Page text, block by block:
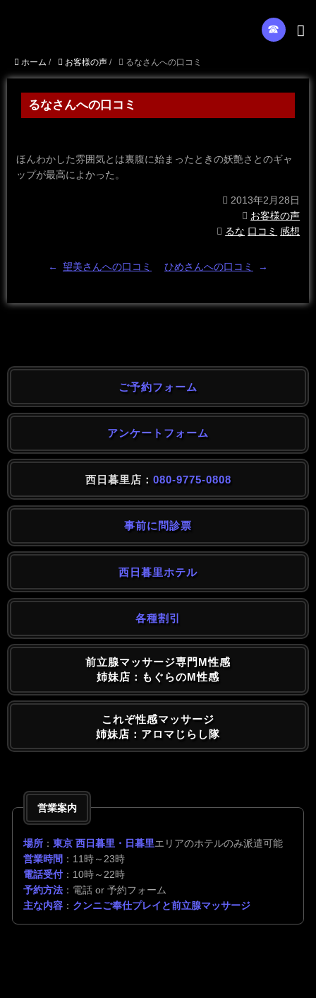
☎︎
ホーム / お客様の声 / るなさんへの口コミ
るなさんへの口コミ
ほんわかした雰囲気とは裏腹に始まったときの妖艶さとのギャ
ップが最高によかった。
2013年2月28日
お客様の声
るな 口コミ 感想
← 望美さんへの口コミ ひめさんへの口コミ →
ご予約フォーム
アンケートフォーム
西日暮里店： 080-9775-0808
事前に問診票
西日暮里ホテル
各種割引
前立腺マッサージ専門M性感
姉妹店：もぐらのM性感
これぞ性感マッサージ
姉妹店：アロマじらし隊
営業案内
場所 ： 東京 西日暮里・日暮里エリアのホテルのみ派遣可能
営業時間 ：11時～23時
電話受付：10時～22時
予約方法 ：電話 or 予約フォーム
主な内容 ： クンニご奉仕プレイと前立腺マッサージ